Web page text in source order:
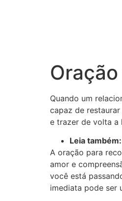
Quando um
capaz de
e trazer de volta a
Leia também:
A oração para
amor e
você está
imediata pode ser